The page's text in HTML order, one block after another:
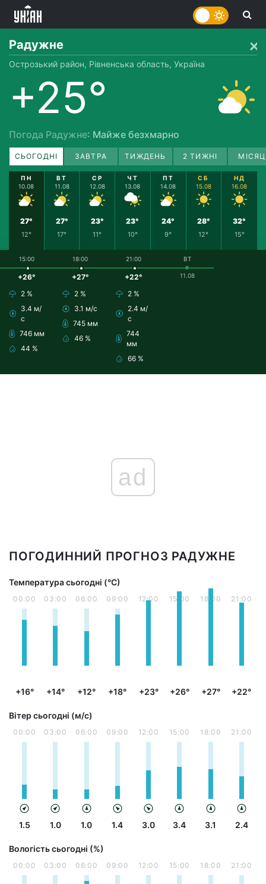
Радужне
Острозький район, Рівненська область, Україна
+25°
Погода Радужне: Майже безхмарно
СЬОГОДНІ ЗАВТРА ТИЖДЕНЬ 2 ТИЖНІ
ПН
10.08
27°
12°
ВТ
11.08
27°
17°
СР
12.08
23°
11°
ЧТ
13.08
23°
10°
ПТ
14.08
24°
9°
СБ
15.08
28°
12°
НД
16.08
32°
15°
15:00
+26°
2 %
3.4 м/
с
746 мм
44 %
18:00
+27°
2 %
3.1 м/с
745 мм
46 %
21:00
+22°
2 %
2.4 м/
с
744
мм
66 %
ВТ
11.08
ad
ПОГОДИННИЙ ПРОГНОЗ РАДУЖНЕ
Температура сьогодні (°С)
00:00
+16°
03:00
+14°
06:00
+12°
09:00
+18°
12:00
+23°
15:00
+26°
18:00
+27°
21:00
+22°
Вітер сьогодні (м/с)
00:00
1.5
03:00
1.0
06:00
1.0
09:00
1.4
12:00
3.0
15:00
3.4
18:00
3.1
21:00
2.4
Вологість сьогодні (%)
00:00 03:00 06:00 09:00 12:00 15:00 18:00 21:00